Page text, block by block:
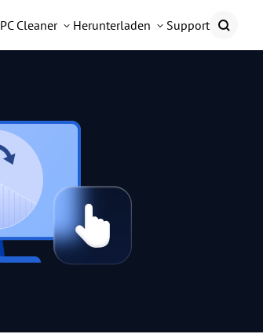
PC Cleaner Herunterladen Support